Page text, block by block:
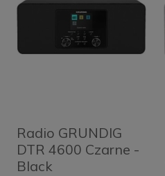
Radio GRUNDIG
DTR 4600 Czarne -
Black